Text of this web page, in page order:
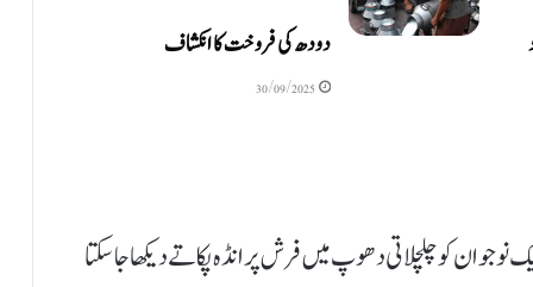
دودھ کی فروخت کا انکشاف
30/09/2025
کو چلچلاتی دھوپ میں فرش پر انڈہ پکاتے دیکھا جاسکتا